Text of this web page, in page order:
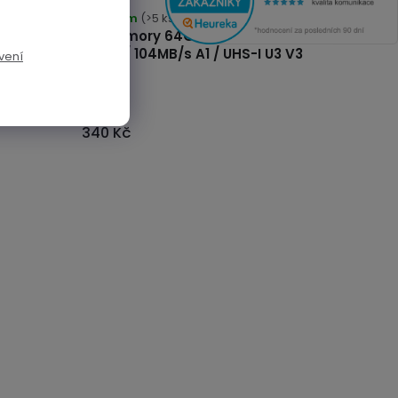
V3
EQ Memory 64GB / micro SDHC
karta / 104MB/s A1 / UHS-I U3 V3
Skladem (>5 ks)
340 Kč